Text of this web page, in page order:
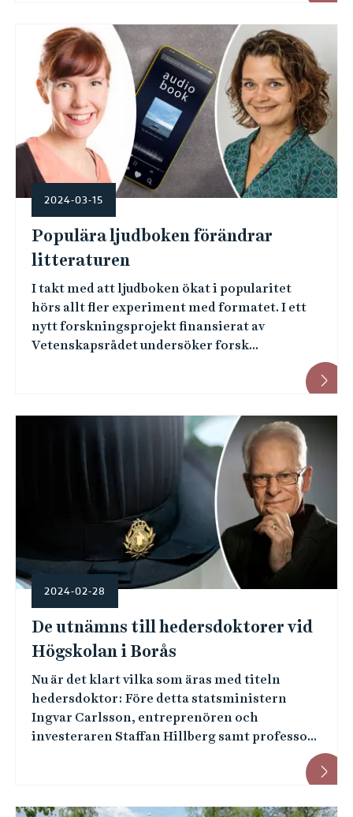
2024-03-15
Populära ljudboken förändrar
litteraturen
I takt med att ljudboken ökat i popularitet
hörs allt fler experiment med formatet. I ett
nytt forskningsprojekt finansierat av
Vetenskapsrådet undersöker forsk...
2024-02-28
De utnämns till hedersdoktorer vid
Högskolan i Borås
Nu är det klart vilka som äras med titeln
hedersdoktor: Före detta statsministern
Ingvar Carlsson, entreprenören och
investeraren Staffan Hillberg samt professo...